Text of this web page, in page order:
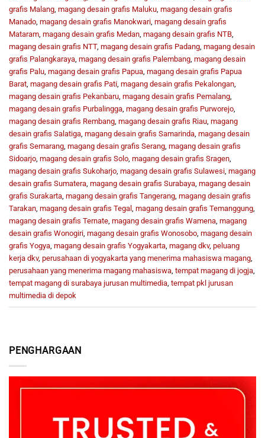
PENGHARGAAN
grafis Malang, magang desain grafis Maluku, magang desain grafis
Manado, magang desain grafis Manokwari, magang desain grafis
Mataram, magang desain grafis Medan, magang desain grafis NTB,
magang desain grafis NTT, magang desain grafis Padang, magang desain
grafis Palangkaraya, magang desain grafis Palembang, magang desain
grafis Palu, magang desain grafis Papua, magang desain grafis Papua
Barat, magang desain grafis Pati, magang desain grafis Pekalongan,
magang desain grafis Pekanbaru, magang desain grafis Pemalang,
magang desain grafis Purbalingga, magang desain grafis Purworejo,
magang desain grafis Rembang, magang desain grafis Riau, magang
desain grafis Salatiga, magang desain grafis Samarinda, magang desain
grafis Semarang, magang desain grafis Serang, magang desain grafis
Sidoarjo, magang desain grafis Solo, magang desain grafis Sragen,
magang desain grafis Sukoharjo, magang desain grafis Sulawesi, magang
desain grafis Sumatera, magang desain grafis Surabaya, magang desain
grafis Surakarta, magang desain grafis Tangerang, magang desain grafis
Tarakan, magang desain grafis Tegal , magang desain grafis Temanggung,
magang desain grafis Ternate, magang desain grafis Wamena, magang
desain grafis Wonogiri, magang desain grafis Wonosobo, magang desain
grafis Yogya, magang desain grafis Yogyakarta, magang dkv, peluang
kerja dkv, perusahaan di yogyakarta yang menerima mahasiswa magang,
perusahaan yang menerima magang mahasiswa, tempat magang di jogja,
tempat magang di surabaya jurusan multimedia, tempat pkl jurusan
multimedia di depok